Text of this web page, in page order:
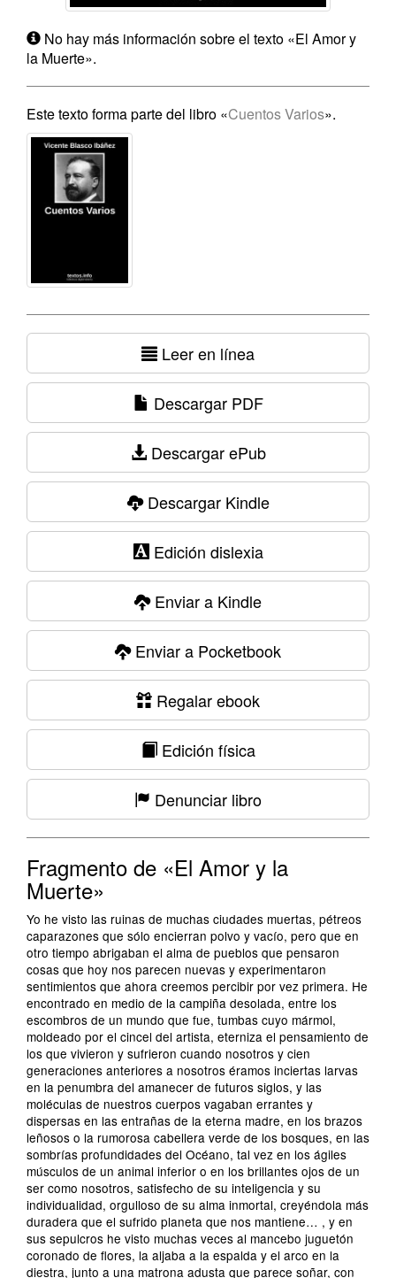
No hay más información sobre el texto «El Amor y
la Muerte».
Este texto forma parte del libro «Cuentos Varios».
Leer en línea
Descargar PDF
Descargar ePub
Descargar Kindle
Edición dislexia
Enviar a Kindle
Enviar a Pocketbook
Regalar ebook
Edición física
Denunciar libro
Fragmento de «El Amor y la
Muerte»
Yo he visto las ruinas de muchas ciudades muertas, pétreos
caparazones que sólo encierran polvo y vacío, pero que en
otro tiempo abrigaban el alma de pueblos que pensaron
cosas que hoy nos parecen nuevas y experimentaron
sentimientos que ahora creemos percibir por vez primera. He
encontrado en medio de la campiña desolada, entre los
escombros de un mundo que fue, tumbas cuyo mármol,
moldeado por el cincel del artista, eterniza el pensamiento de
los que vivieron y sufrieron cuando nosotros y cien
generaciones anteriores a nosotros éramos inciertas larvas
en la penumbra del amanecer de futuros siglos, y las
moléculas de nuestros cuerpos vagaban errantes y
dispersas en las entrañas de la eterna madre, en los brazos
leñosos o la rumorosa cabellera verde de los bosques, en las
sombrías profundidades del Océano, tal vez en los ágiles
músculos de un animal inferior o en los brillantes ojos de un
ser como nosotros, satisfecho de su inteligencia y su
individualidad, orgulloso de su alma inmortal, creyéndola más
duradera que el sufrido planeta que nos mantiene… , y en
sus sepulcros he visto muchas veces al mancebo juguetón
coronado de flores, la aljaba a la espalda y el arco en la
diestra, junto a una matrona adusta que parece soñar, con